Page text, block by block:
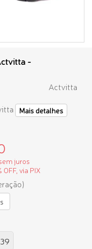
-
Actvitta
Mais detalhes
juros
OFF, via PIX
39